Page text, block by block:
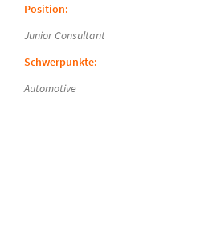
Position:
Junior Consultant
Schwerpunkte:
Automotive